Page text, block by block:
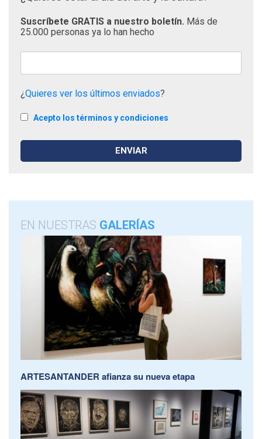
Suscríbete GRATIS a nuestro boletín. Más de
25.000 personas ya lo han hecho
¿Quieres ver los últimos enviados?
Acepto los términos y condiciones
EN NUESTRAS GALERÍAS
ARTESANTANDER afianza su nueva etapa